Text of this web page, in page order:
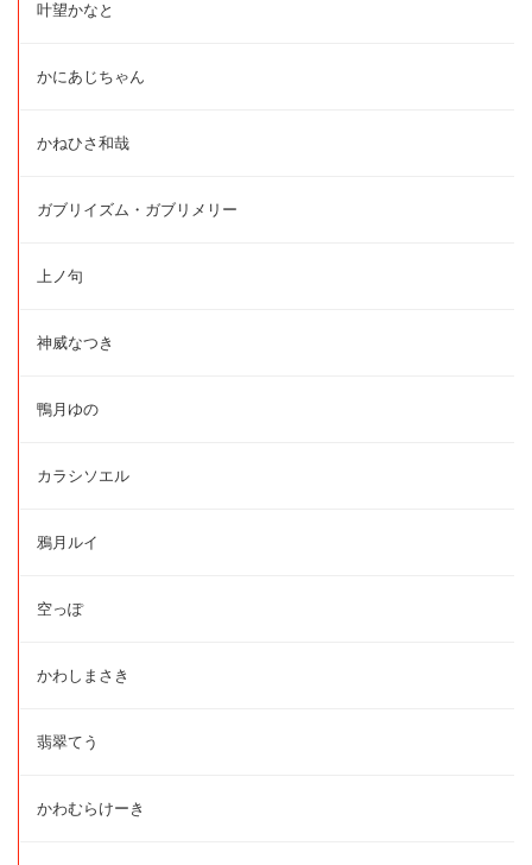
叶望かなと
かにあじちゃん
かねひさ和哉
ガブリイズム・ガブリメリー
上ノ句
神威なつき
鴨月ゆの
カラシソエル
鴉月ルイ
空っぽ
かわしまさき
翡翠てう
かわむらけーき